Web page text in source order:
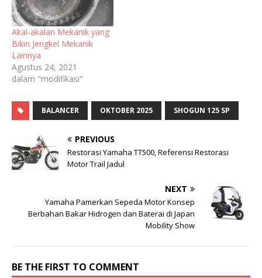
Akal-akalan Mekanik yang
Bikin Jengkel Mekanik
Lainnya
Agustus 24, 2021
dalam "modifikasi"
BALANCER OKTOBER 2025 SHOGUN 125 SP
PREVIOUS
Restorasi Yamaha TT500, Referensi Restorasi
Motor Trail Jadul
NEXT
Yamaha Pamerkan Sepeda Motor Konsep
Berbahan Bakar Hidrogen dan Baterai di Japan
Mobility Show
BE THE FIRST TO COMMENT